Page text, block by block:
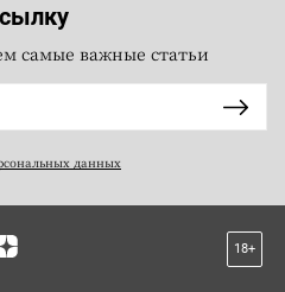
самые важные статьи
данных
18+